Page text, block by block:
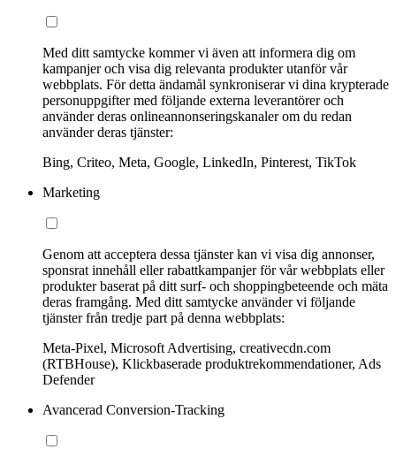
Med ditt samtycke kommer vi även att informera dig om
kampanjer och visa dig relevanta produkter utanför vår
webbplats. För detta ändamål synkroniserar vi dina krypterade
personuppgifter med följande externa leverantörer och
använder deras onlineannonseringskanaler om du redan
använder deras tjänster:
Bing, Criteo, Meta, Google, LinkedIn, Pinterest, TikTok
Marketing
Genom att acceptera dessa tjänster kan vi visa dig annonser,
sponsrat innehåll eller rabattkampanjer för vår webbplats eller
produkter baserat på ditt surf- och shoppingbeteende och mäta
deras framgång. Med ditt samtycke använder vi följande
tjänster från tredje part på denna webbplats:
Meta-Pixel, Microsoft Advertising, creativecdn.com
(RTBHouse), Klickbaserade produktrekommendationer, Ads
Defender
Avancerad Conversion-Tracking